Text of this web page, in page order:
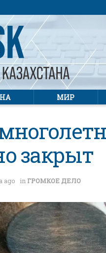
МИР
закрыт
ago inГРОМКОЕ ДЕЛО